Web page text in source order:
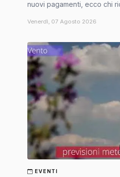
nuovi pagamenti, ecco chi
Venerdì, 07 Agosto 2026
EVENTI